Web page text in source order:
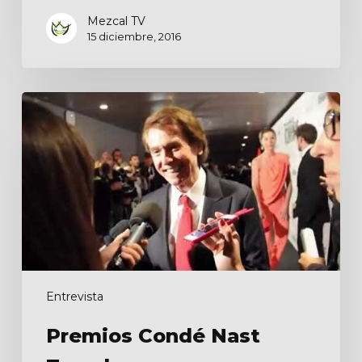
Mezcal TV
15 diciembre, 2016
Entrevista
Premios
Condé
Nast
Traveler
Premios Condé Nast